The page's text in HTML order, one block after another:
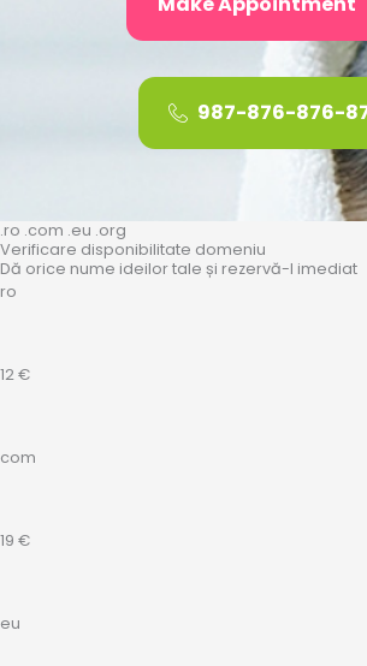
.ro .com .eu .org
Verificare disponibilitate domeniu
Dă orice nume ideilor tale și rezervă-l imediat
ro
12 €
com
19 €
eu